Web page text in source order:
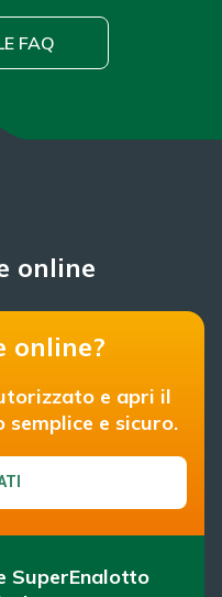
FAQ
online
online?
e apri il
e sicuro.
SuperEnalotto